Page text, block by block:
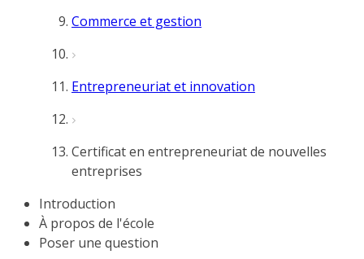
Commerce et gestion
Entrepreneuriat et innovation
Certificat en entrepreneuriat de nouvelles
entreprises
Introduction
À propos de l'école
Poser une question